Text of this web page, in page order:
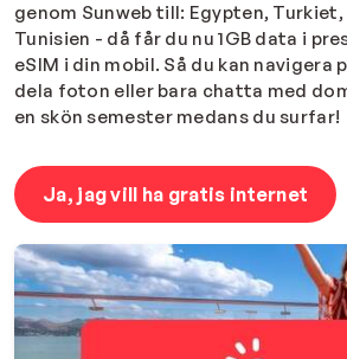
genom Sunweb till: Egypten,
Tunisien - då får du nu 1GB data i
eSIM i din mobil. Så du kan navigera
dela foton eller bara chatta med
en skön semester medans du surfar!
Ja, jag vill ha gratis internet